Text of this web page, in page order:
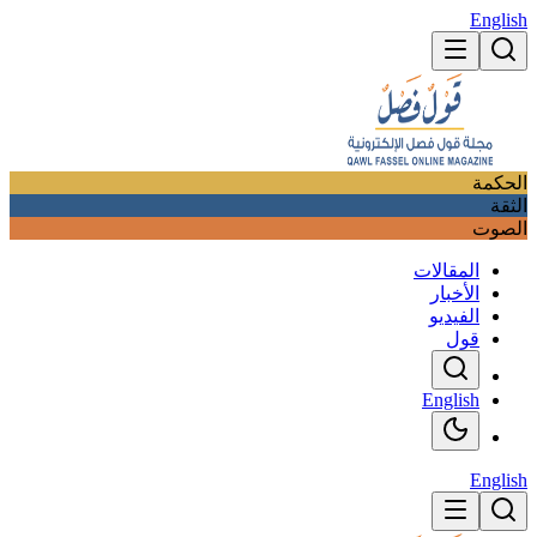
English
الحكمة
الثقة
الصوت
المقالات
الأخبار
الفيديو
قول
English
English